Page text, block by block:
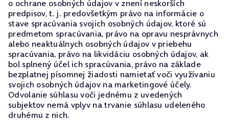
o ochrane osobných údajov v znení neskorších
predpisov, t. j. predovšetkým právo na informácie o
stave spracúvania svojich osobných údajov, ktoré sú
predmetom spracúvania, právo na opravu nesprávnych
alebo neaktuálnych osobných údajov v priebehu
spracúvania, právo na likvidáciu osobných údajov, ak
bol splnený účel ich spracúvania, právo na základe
bezplatnej písomnej žiadosti namietať voči využívaniu
svojich osobných údajov na marketingové účely.
Odvolanie súhlasu voči jednému z uvedených
subjektov nemá vplyv na trvanie súhlasu udeleného
druhému z nich.